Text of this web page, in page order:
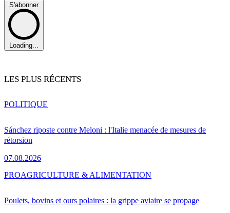
S'abonner
Loading...
LES PLUS RÉCENTS
Sánchez riposte contre Meloni : l'Italie menacée de mesures de
rétorsion
07.08.2026
POLITIQUE
Poulets, bovins et ours polaires : la grippe aviaire se propage
PROAGRICULTURE & ALIMENTATION